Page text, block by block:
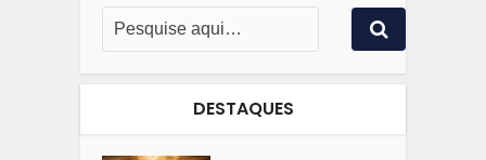
DESTAQUES